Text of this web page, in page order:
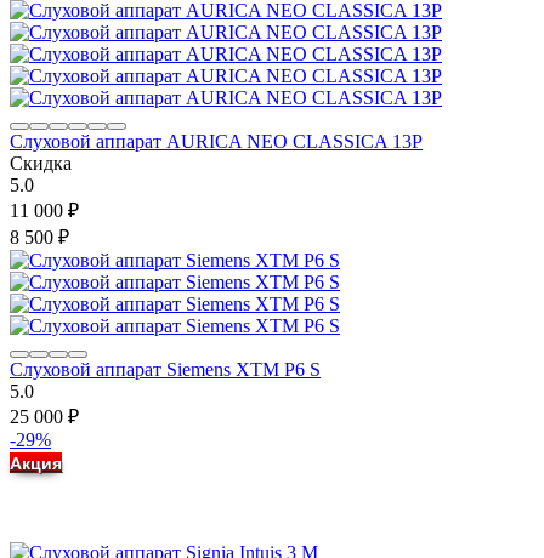
Слуховой аппарат AURICA NEO CLASSICA 13P
Скидка
5.0
11 000 ₽
8 500 ₽
Слуховой аппарат Siemens XTM P6 S
5.0
25 000 ₽
-29%
Акция